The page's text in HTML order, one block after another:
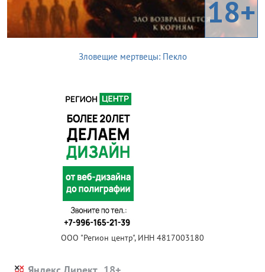
18+
Зловещие мертвецы: Пекло
ООО "Регион центр", ИНН 4817003180